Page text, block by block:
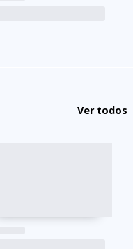
Ver todos